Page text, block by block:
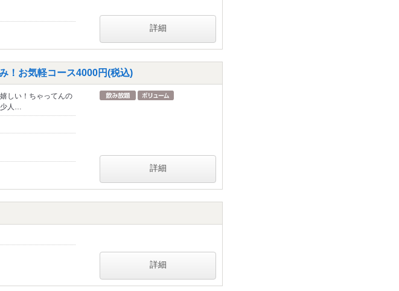
詳細
！お気軽コース4000円(税込)
しい！ちゃってんの
少人…
詳細
詳細